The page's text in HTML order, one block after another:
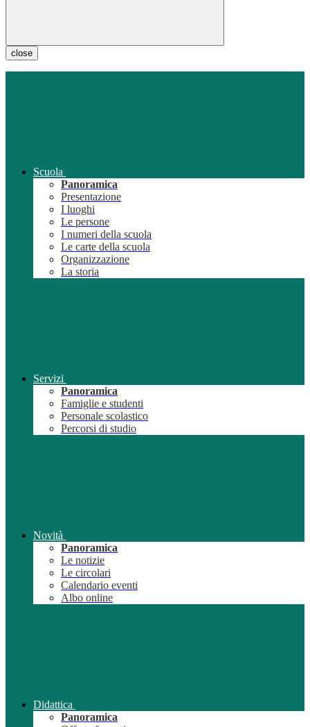
close
Scuola
Panoramica
Presentazione
I luoghi
Le persone
I numeri della scuola
Le carte della scuola
Organizzazione
La storia
Servizi
Panoramica
Famiglie e studenti
Personale scolastico
Percorsi di studio
Novità
Panoramica
Le notizie
Le circolari
Calendario eventi
Albo online
Didattica
Panoramica